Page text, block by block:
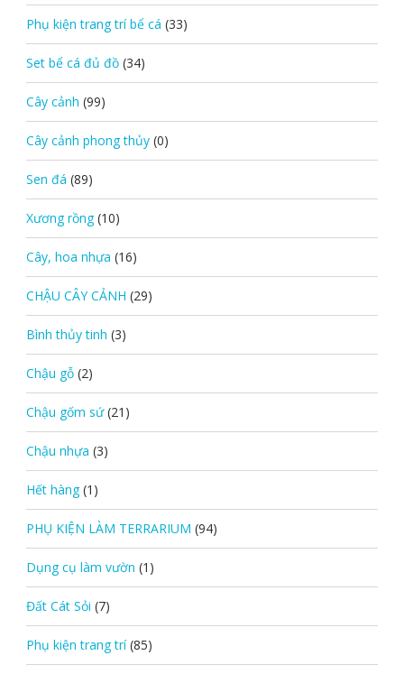
Phụ kiện trang trí bể cá (33)
Set bể cá đủ đồ (34)
Cây cảnh (99)
Cây cảnh phong thủy (0)
Sen đá (89)
Xương rồng (10)
Cây, hoa nhựa (16)
CHẬU CÂY CẢNH (29)
Bình thủy tinh (3)
Chậu gỗ (2)
Chậu gốm sứ (21)
Chậu nhựa (3)
Hết hàng (1)
PHỤ KIỆN LÀM TERRARIUM (94)
Dụng cụ làm vườn (1)
Đất Cát Sỏi (7)
Phụ kiện trang trí (85)